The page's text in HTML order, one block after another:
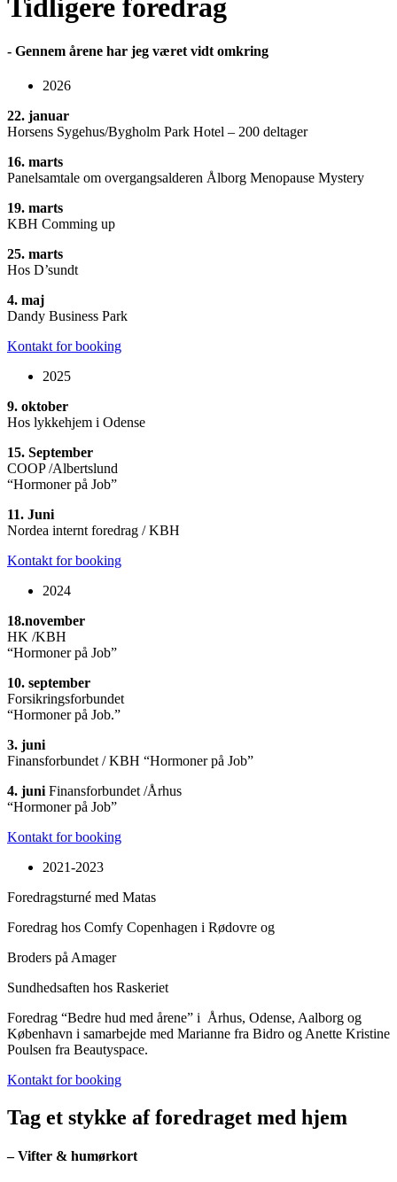
Tidligere foredrag
- Gennem årene har jeg været vidt omkring
2026
22. januar
Horsens Sygehus/Bygholm Park Hotel – 200 deltager
16. marts
Panelsamtale om overgangsalderen Ålborg Menopause Mystery
19. marts
KBH Comming up
25. marts
Hos D’sundt
4. maj
Dandy Business Park
Kontakt for booking
2025
9. oktober
Hos lykkehjem i Odense
15. September
COOP /Albertslund
“Hormoner på Job”
11. Juni
Nordea internt foredrag / KBH
Kontakt for booking
2024
18.november
HK /KBH
“Hormoner på Job”
10. september
Forsikringsforbundet
“Hormoner på Job.”
3. juni
Finansforbundet / KBH “Hormoner på Job”
4. juni Finansforbundet /Århus
“Hormoner på Job”
Kontakt for booking
2021-2023
Foredragsturné med Matas
Foredrag hos Comfy Copenhagen i Rødovre og
Broders på Amager
Sundhedsaften hos Raskeriet
Foredrag “Bedre hud med årene” i Århus, Odense, Aalborg og
København i samarbejde med Marianne fra Bidro og Anette Kristine
Poulsen fra Beautyspace.
Kontakt for booking
Tag et stykke af foredraget med hjem
– Vifter & humørkort